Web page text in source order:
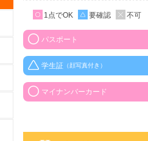
1点でOK 要確認 不可
パスポート
学生証 （顔写真付き）
マイナンバーカード